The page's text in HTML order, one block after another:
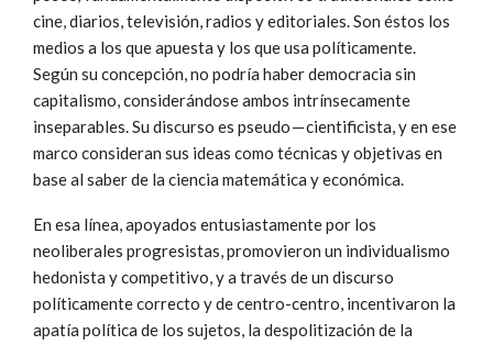
cine, diarios, televisión, radios y editoriales. Son éstos los
medios a los que apuesta y los que usa políticamente.
Según su concepción, no podría haber democracia sin
capitalismo, considerándose ambos intrínsecamente
inseparables. Su discurso es pseudo — cientificista, y en ese
marco consideran sus ideas como técnicas y objetivas en
base al saber de la ciencia matemática y económica.
En esa línea, apoyados entusiastamente por los
neoliberales progresistas, promovieron un individualismo
hedonista y competitivo, y a través de un discurso
políticamente correcto y de centro-centro, incentivaron la
apatía política de los sujetos, la despolitización de la